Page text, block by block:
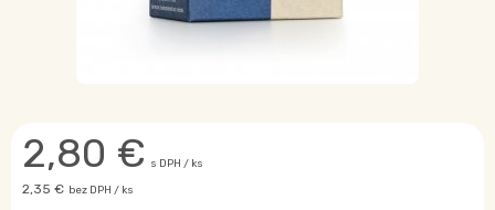
2,80 € s DPH / ks
2,35 € bez DPH / ks